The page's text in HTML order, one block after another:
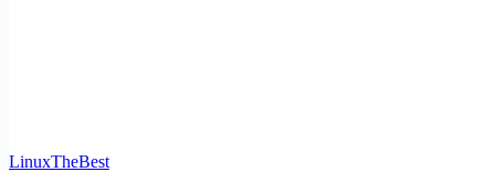
LinuxTheBest